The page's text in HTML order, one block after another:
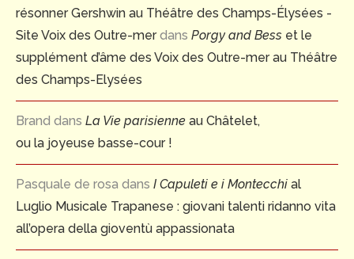
résonner Gershwin au Théâtre des Champs-Élysées -
Site Voix des Outre-merdans Porgy and Bess et le
supplément d’âme des Voix des Outre-mer au Théâtre
des Champs-Elysées
Brand dans La Vie parisienne au Châtelet,
ou la joyeuse basse-cour !
Pasquale de rosa dans I Capuleti e i Montecchi al
Luglio Musicale Trapanese : giovani talenti ridanno vita
all’opera della gioventù appassionata